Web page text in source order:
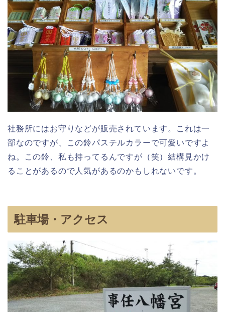
社務所にはお守りなどが販売されています。これは一
部なのですが、この鈴パステルカラーで可愛いですよ
ね。この鈴、私も持ってるんですが（笑）結構見かけ
ることがあるので人気があるのかもしれないです。
駐車場・アクセス